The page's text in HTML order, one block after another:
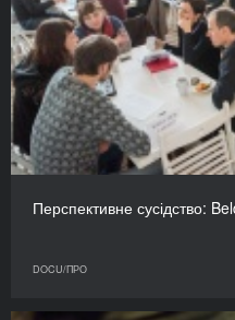
Перспективне сусідство:
DOCU/ПРО